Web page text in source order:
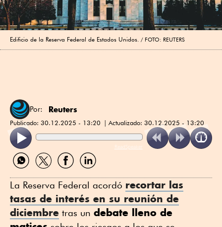
Edificio de la Reserva Federal de Estados Unidos. FOTO: REUTERS
Por: Reuters
Publicado: 30.12.2025 - 13:20 Actualizado: 30.12.2025 - 13:20
ReadSpeaker
Compartir
por
Compartir
por
Compartir
por
Compartir
por
La Reserva Federal acordó recortar las
tasas de interés en su reunión de
diciembre tras un debate lleno de